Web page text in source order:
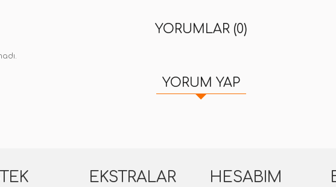
YORUMLAR (0)
YORUM YAP
EKSTRALAR HESABIM